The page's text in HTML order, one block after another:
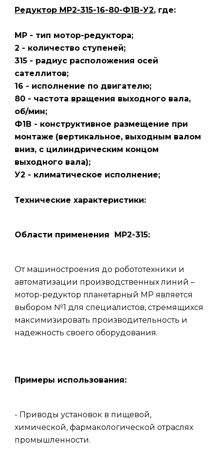
Редуктор МР2-315-16-80-Ф1В-У2, где:
МР - тип мотор-редуктора;
2 - количество ступеней;
315 - радиус расположения осей
сателлитов;
16 - исполнение по двигателю;
80 - частота вращения выходного вала,
об/мин;
Ф1В - конструктивное размещение при
монтаже (вертикальное, выходным валом
вниз, с цилиндрическим концом
выходного вала);
У2 - климатическое исполнение;
Технические характеристики:
Области применения МР2-315:
От машиностроения до робототехники и
автоматизации производственных линий –
мотор-редуктор планетарный МР является
выбором №1 для специалистов, стремящихся
максимизировать производительность и
надежность своего оборудования.
Примеры использования:
- Приводы установок в пищевой,
химической, фармакологической отраслях
промышленности.